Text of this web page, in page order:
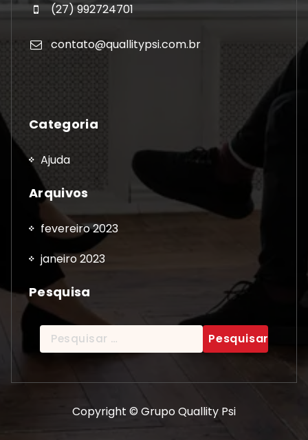
(27) 992724701
contato@quallitypsi.com.br
Categoria
Ajuda
Arquivos
fevereiro 2023
janeiro 2023
Pesquisa
Pesquisar
por:
Copyright © Grupo Quallity Psi